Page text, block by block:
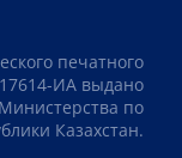
печатного
ИА выдано
по
Казахстан.